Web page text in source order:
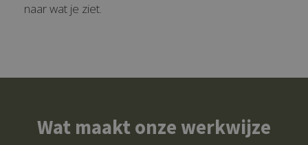
naar wat je ziet.
Wat maakt onze werkwijze